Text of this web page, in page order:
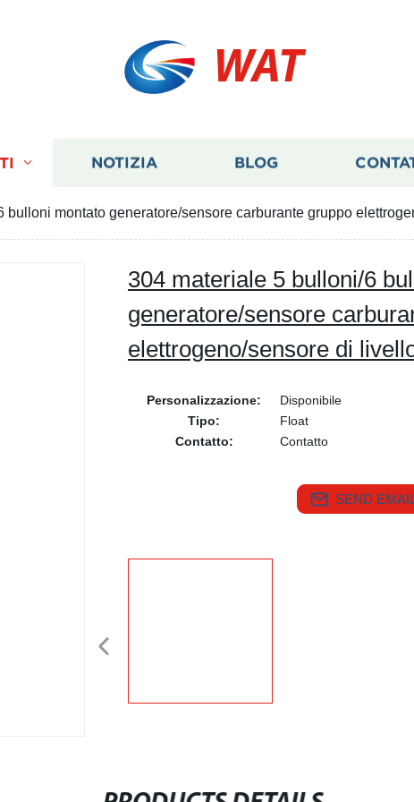
WAT
NOTIZIA BLOG
bulloni montato generatore/sensore carburante gruppo
304 materiale 5 bulloni/6
generatore/sensore
elettrogeno/sensore di
Personalizzazione:
Disponibile
Tipo:
Float
Contatto:
Contatto
SEND